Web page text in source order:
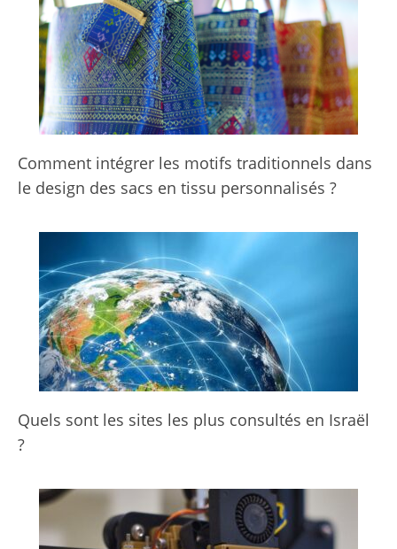
Comment intégrer les motifs traditionnels dans
le design des sacs en tissu personnalisés ?
Quels sont les sites les plus consultés en Israël
?